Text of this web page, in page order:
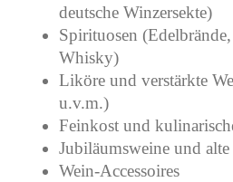
deutsche Winzersekte)
Spirituosen
Whisky)
Liköre und verstärkte
u.v.m.)
Feinkost und
Jubiläumsweine und alte
Wein-Accessoires